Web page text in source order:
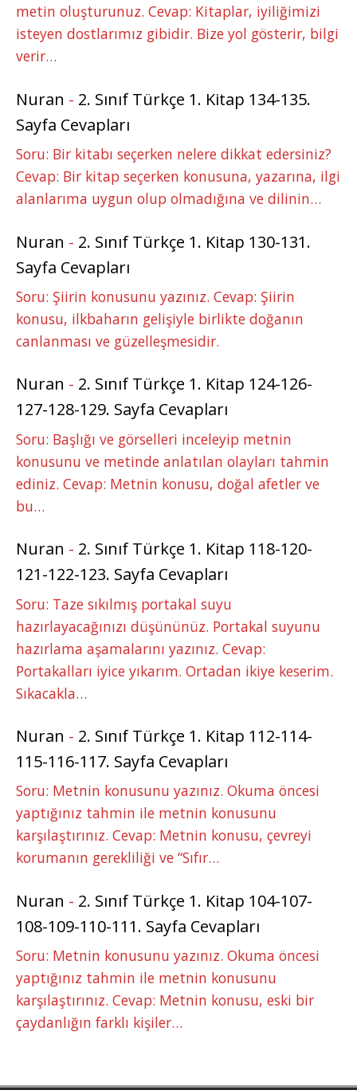
metin oluşturunuz. Cevap: Kitaplar, iyiliğimizi
isteyen dostlarımız gibidir. Bize yol gösterir, bilgi
verir…
Nuran - 2. Sınıf Türkçe 1. Kitap 134-135.
Sayfa Cevapları
Soru: Bir kitabı seçerken nelere dikkat edersiniz?
Cevap: Bir kitap seçerken konusuna, yazarına, ilgi
alanlarıma uygun olup olmadığına ve dilinin…
Nuran - 2. Sınıf Türkçe 1. Kitap 130-131.
Sayfa Cevapları
Soru: Şiirin konusunu yazınız. Cevap: Şiirin
konusu, ilkbaharın gelişiyle birlikte doğanın
canlanması ve güzelleşmesidir.
Nuran - 2. Sınıf Türkçe 1. Kitap 124-126-
127-128-129. Sayfa Cevapları
Soru: Başlığı ve görselleri inceleyip metnin
konusunu ve metinde anlatılan olayları tahmin
ediniz. Cevap: Metnin konusu, doğal afetler ve
bu…
Nuran - 2. Sınıf Türkçe 1. Kitap 118-120-
121-122-123. Sayfa Cevapları
Soru: Taze sıkılmış portakal suyu
hazırlayacağınızı düşününüz. Portakal suyunu
hazırlama aşamalarını yazınız. Cevap:
Portakalları iyice yıkarım. Ortadan ikiye keserim.
Sıkacakla…
Nuran - 2. Sınıf Türkçe 1. Kitap 112-114-
115-116-117. Sayfa Cevapları
Soru: Metnin konusunu yazınız. Okuma öncesi
yaptığınız tahmin ile metnin konusunu
karşılaştırınız. Cevap: Metnin konusu, çevreyi
korumanın gerekliliği ve “Sıfır…
Nuran - 2. Sınıf Türkçe 1. Kitap 104-107-
108-109-110-111. Sayfa Cevapları
Soru: Metnin konusunu yazınız. Okuma öncesi
yaptığınız tahmin ile metnin konusunu
karşılaştırınız. Cevap: Metnin konusu, eski bir
çaydanlığın farklı kişiler…